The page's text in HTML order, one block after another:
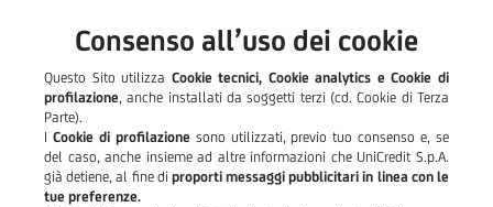
Documentazione a
supporto
Download SERVIZI ACCESSORI AL CONTO CORRENTE GENIUS BUDDY
DownloadCONTO CORRENTE GENIUS BUDDY
il
Consenso all’uso dei cookie
Questo Sito utilizza Cookie tecnici, Cookie analytics e Cookie di
profilazione, anche installati da soggetti terzi (cd. Cookie di Terza
Parte).
I Cookie di profilazione sono utilizzati, previo tuo consenso e, se
del caso, anche insieme ad altre informazioni che UniCredit S.p.A.
già detiene, al fine di proporti messaggi pubblicitari in linea con le
tue preferenze.